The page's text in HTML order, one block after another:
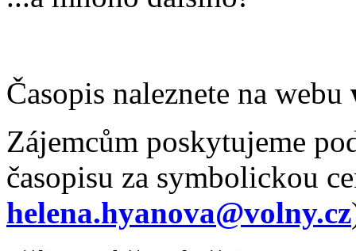
Časopis naleznete na webu
Zájemcům poskytujeme
časopisu za symbolickou
helena.hyanova@volny.cz